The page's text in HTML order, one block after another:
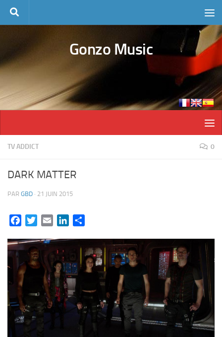
Skip to content
Gonzo Music
TV ADDICT 0
DARK MATTER
PAR GBD · 21 JUIN 2015
FacebookTwitterEmail LinkedIn